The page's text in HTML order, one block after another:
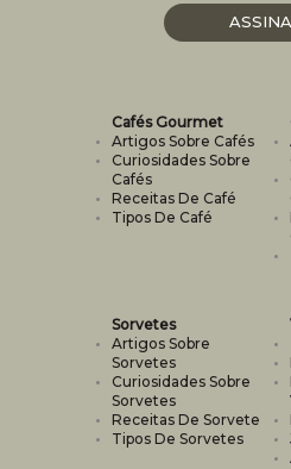
Cafés Gourmet
Artigos Sobre Cafés
Curiosidades Sobre
Cafés
Receitas De Café
Tipos De Café
Sorvetes
Artigos Sobre
Sorvetes
Curiosidades Sobre
Sorvetes
Receitas De Sorvete
Tipos De Sorvetes